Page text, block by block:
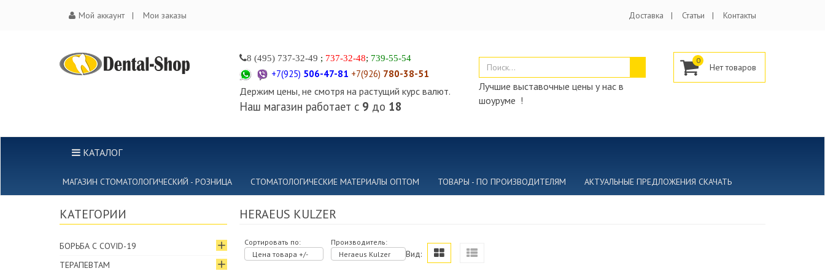
Мой аккаунт Мои заказы Доставка Статьи Контакты
8 (495) 737-32-49 ; 737-32-48; 739-55-54
+7(925) 506-47-81 +7(926) 780-38-51
Держим цены, не смотря на растущий курс валют.
Наш магазин работает с 9 до 18
Лучшие выставочные цены у нас в
шоуруме !
0
КАТАЛОГ
МАГАЗИН СТОМАТОЛОГИЧЕСКИЙ - РОЗНИЦА СТОМАТОЛОГИЧЕСКИЕ МАТЕРИАЛЫ ОПТОМ ТОВАРЫ - ПО ПРОИЗВОДИТЕЛЯМ АКТУАЛЬНЫЕ ПРЕДЛОЖЕНИЯ СКАЧАТЬ
HERAEUS KULZER
Сортировать по:
Цена товара +/-
Производитель:
Heraeus Kulzer
Вид:
КАТЕГОРИИ
БОРЬБА С COVID-19
ТЕРАПЕВТАМ